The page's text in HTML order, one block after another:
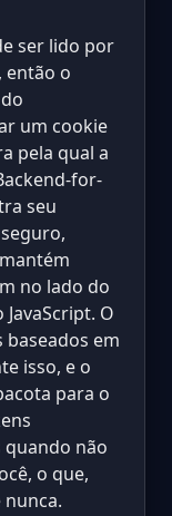
ser lido por
então o
um cookie
pela qual a
for-
seu
no lado do
O
baseados em
isso, e o
para o
quando não
o que,